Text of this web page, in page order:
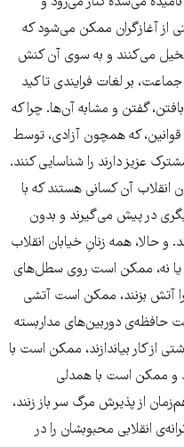
از آغازگران ممکن می‌شود که
می‌کنند و به سوی آن کنش‌
بر لغات فرایندی تاکید
گفتن و مشابه آن‌ها. چرا که
که همچون آزادی، توسط
عزیز دارند را شناسایی کنند.
آن کسانی هستند که با
در پیش می‌گیرند و بدون
حالا، همه زنانِ خیابان انقلاب
نه، ممکن است روی سطل‌های
آتش بزنند، ممکن است آتشی
حافظه‌ی دوربین‌های مداربسته
از کار بیاندازند، ممکن است با
و ممکن است با همدلی
از پذیرش مرگ سر باز زنند،
انقلابی محبوبشان را در